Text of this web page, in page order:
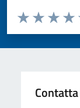
Valuta da 1 a 5
Valuta
Valuta 2
Valuta 1 stelle